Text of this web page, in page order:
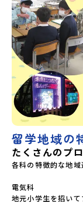
留学地域の
たくさんのプ
各科の特徴的な地域
電気科
地元小学生を招い